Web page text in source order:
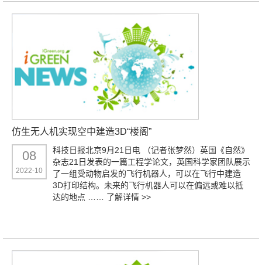
仿生无人机实现空中建造3D“楼阁”
08
2022-10
科技日报北京9月21日电 （记者张梦然）英国《自然》
杂志21日发表的一篇工程学论文，英国科学家团队展示
了一组受动物启发的飞行机器人，可以在飞行中建造
3D打印结构。未来的飞行机器人可以在偏远或难以抵
达的地点 …… 了解详情 >>